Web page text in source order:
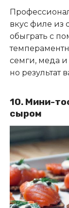
вкус филе из
обыграть с
семги, меда и
но результат
10. Мини-
сыром